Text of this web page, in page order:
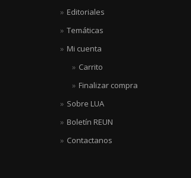
Editoriales
Temáticas
Mi cuenta
Carrito
Finalizar compra
Sobre LUA
Boletín REUN
Contactanos